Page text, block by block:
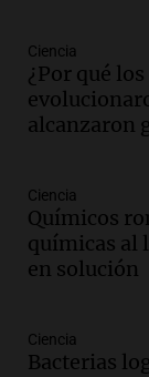
Episodios
Audio.
en
Episodios
Audio.
Corte
Pagani
Audio.
Ciencia
¿Por qué
alcanzaron
Ciencia
Químicos
químicas al
en solución
Ciencia
Bacterias